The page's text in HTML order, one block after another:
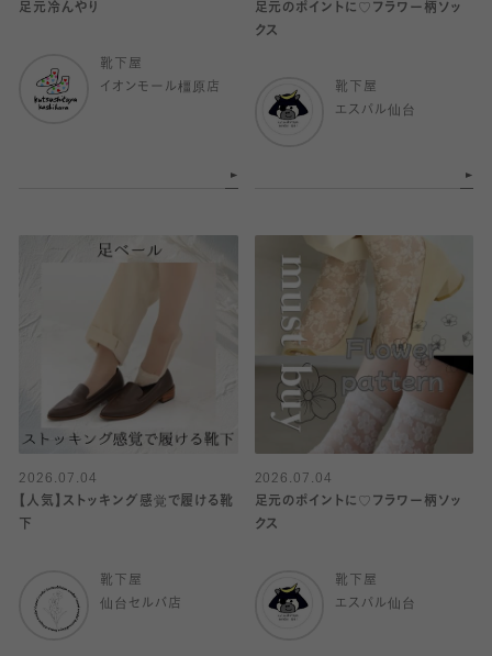
足元冷んやり
靴下屋
イオンモール橿原店
足元のポイントに♡フラワー柄ソッ
クス
靴下屋
エスパル仙台
2026.07.04
【人気】ストッキング感覚で履ける靴
下
靴下屋
仙台セルバ店
2026.07.04
足元のポイントに♡フラワー柄ソッ
クス
靴下屋
エスパル仙台